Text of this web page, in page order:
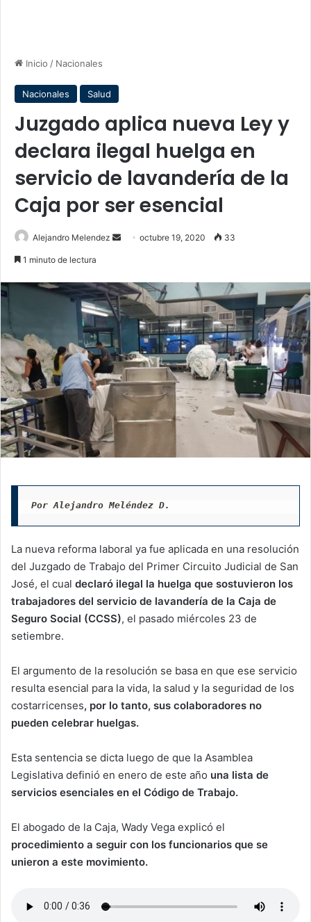
Inicio / Nacionales
Nacionales Salud
Juzgado aplica nueva Ley y
declara ilegal huelga en
servicio de lavandería de la
Caja por ser esencial
Alejandro Melendez
Sendoctubre 19, 2020 33
1 minuto de lectura
Por Alejandro Meléndez D.
La nueva reforma laboral ya fue aplicada en una resolución
del Juzgado de Trabajo del Primer Circuito Judicial de San
José, el cual declaró ilegal la huelga que sostuvieron los
trabajadores del servicio de lavandería de la Caja de
Seguro Social (CCSS), el pasado miércoles 23 de
setiembre.
El argumento de la resolución se basa en que ese servicio
resulta esencial para la vida, la salud y la seguridad de los
costarricenses, por lo tanto, sus colaboradores no
pueden celebrar huelgas.
Esta sentencia se dicta luego de que la Asamblea
Legislativa definió en enero de este año una lista de
servicios esenciales en el Código de Trabajo.
El abogado de la Caja, Wady Vega explicó el
procedimiento a seguir con los funcionarios que se
unieron a este movimiento.